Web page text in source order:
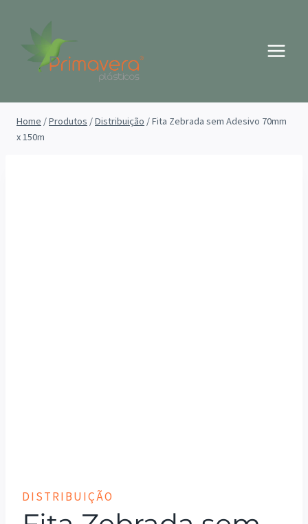
Conteúdo
Home /Produtos /Distribuição /Fita Zebrada sem Adesivo 70mm
x 150m
DISTRIBUIÇÃO